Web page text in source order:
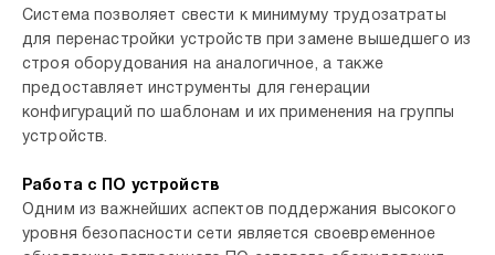
Система позволяет свести к минимуму трудозатраты
для перенастройки устройств при замене вышедшего из
строя оборудования на аналогичное, а также
предоставляет инструменты для генерации
конфигураций по шаблонам и их применения на группы
устройств.
Работа с ПО устройств
Одним из важнейших аспектов поддержания высокого
уровня безопасности сети является своевременное